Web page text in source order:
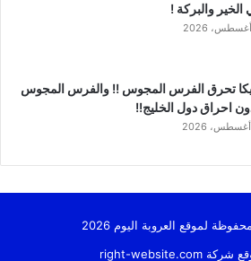
الخير والبركة !
تحرق الفرس المجوس !! والفرس المجوس
احراق دول الخليج!!
لموقع العروبة اليوم 2026
شركةright-website.com